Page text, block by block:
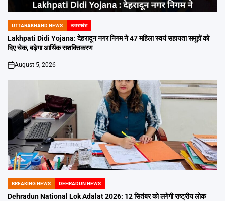
POSTED
IN
UTTARAKHAND NEWS उत्तराखंड
Lakhpati Didi Yojana: देहरादून नगर निगम ने 47 महिला स्वयं सहायता समूहों को
दिए चेक, बढ़ेगा आर्थिक सशक्तिकरण
on
August 5, 2026
POSTED
IN
BREAKING NEWS DEHRADUN NEWS
Dehradun National Lok Adalat 2026: 12 सितंबर को लगेगी राष्ट्रीय लोक